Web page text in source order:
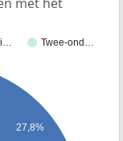
Twee-ond…
27,8%